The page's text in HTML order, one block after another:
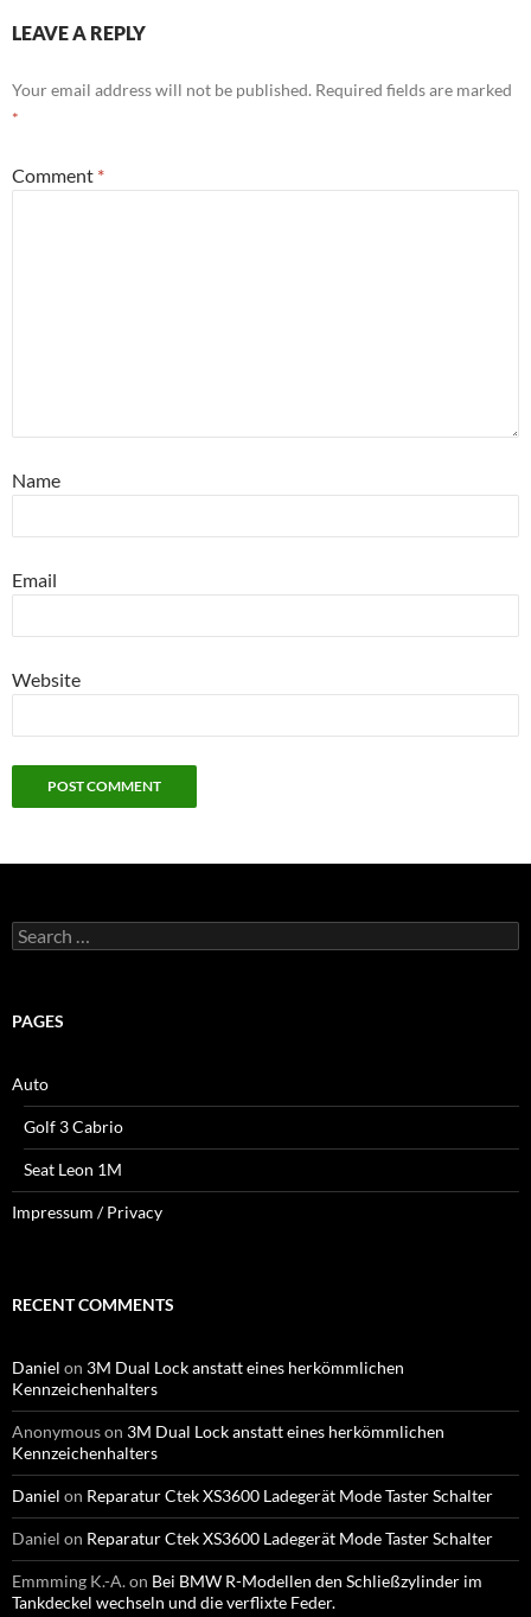
LEAVE A REPLY
Your email address will not be published. Required fields are marked
*
Comment *
Name
Email
Website
Search
for:
PAGES
Auto
Golf 3 Cabrio
Seat Leon 1M
Impressum / Privacy
RECENT COMMENTS
Daniel on 3M Dual Lock anstatt eines herkömmlichen
Kennzeichenhalters
Anonymouson 3M Dual Lock anstatt eines herkömmlichen
Kennzeichenhalters
Daniel on Reparatur Ctek XS3600 Ladegerät Mode Taster Schalter
Daniel on Reparatur Ctek XS3600 Ladegerät Mode Taster Schalter
Emmming K.-A.on Bei BMW R-Modellen den Schließzylinder im
Tankdeckel wechseln und die verflixte Feder.